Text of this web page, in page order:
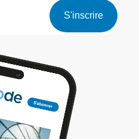
S'inscrire